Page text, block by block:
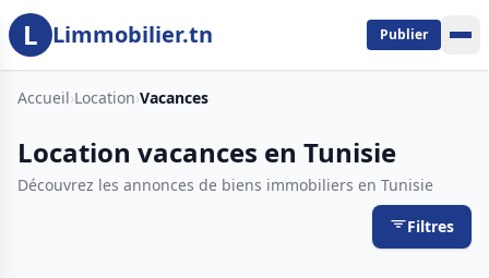
Aller au contenu principal
L Limmobilier.tn Publier
Accueil›Location›Vacances
Location vacances en Tunisie
Découvrez les annonces de biens immobiliers en Tunisie
Filtres